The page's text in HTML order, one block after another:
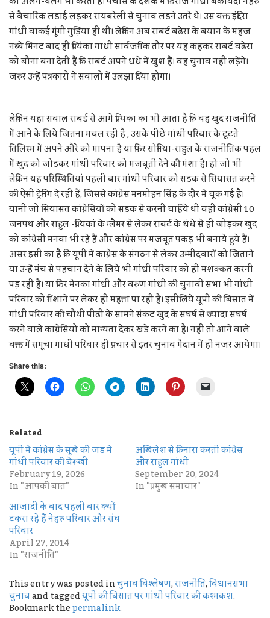
से वैचारिक लड़ाई लड़कर रायबरेली से चुनाव लड़ने उतरे थे। उस वक्त इंदिरा
गांधी वाकई गूंगी गुड़िया ही थीं। लेकिन अब राबर्ट बढेरा के बयान के महज
नब्बे मिनट बाद ही प्रियंका गांधी सार्वजनिक तौर पर यह कहकर राबर्ट वढेरा
को बौना बना देती हैं कि राबर्ट अपने धंधे में खुश हैं। वह चुनाव नहीं लड़ेंगे।
जरुर उन्हें पत्रकारो ने सवालो में उलझा दिया होगा।
लेकिन यहा सवाल राबर्ड से आगे प्रियकां का भी आता है कि वह खुद राजनीति
में आने के लिये जितना मचल रही है , उसके पीछे गांधी परिवार के टूटते
तिलिस्म में अपने औरे को मापना है या फिर सोनिया-राहुल के राजनीतिक पहल
में खुद को जोडकर गांधी परिवार को मजबूती देने की मंशा है। हो जो भी
लेकिन यह परिस्थितियां पहली बार गांधी परिवार को सड़क से सियासत करने
की ऐसी ट्रेनिंग दे रही हैं, जिससे कांग्रेस मनमोहन सिंह के दौर में चूक गई है।
यानी जो सियासत कांग्रेसियों को सड़क से करनी चाहिये थी वही कांग्रेसी 10
जनपथ और राहुल -प्रियकां के ग्लैमर से लेकर राबर्ट के धंधे से ही जोड़कर खुद
को कांग्रेसी मनवा भी रहे हैं और कांग्रेस पर मजबूत पकड़ भी बनाये हुये हैं।
असर इसी का है कि यूपी में काग्रेस के संगठन से लेकर उम्मीदवारों को जिताने
या उन्हें मंच से पहचान देने के लिये भी गांधी परिवार को ही मशक्कत करनी
पड़ रही है। या फिर मेनका गांधी और वरुण गांधी की चुनावी सभा भी गांधी
परिवार को निशाने पर लेकर ही महत्ता पा रही है। इसीलिये यूपी की बिसात में
गांधी परिवार की चौथी पीढी के सामने संकट खुद के संघर्ष से ज्यादा संघर्ष
करने वाले काग्रेसियो को मान्यता देकर खडे करने का है। नहीं तो आने वाले
वक्त में समूचा गांधी परिवार ही प्रचार से इतर चुनाव मैदान में ही नजर आयेगा।
Share this:
Related
यूपी में कांग्रेस के सूखे की जड़ में
गांधी परिवार की बेरूखी
February 19, 2026
In "आपकी बात"
अखिलेश से किनारा करती कांग्रेस
और राहुल गांधी
September 20, 2024
In "प्रमुख समाचार"
आजादी के बाद पहली बार क्यों
टकरा रहे हैं नेहरु परिवार और संघ
परिवार
April 27, 2014
In "राजनीति"
This entry was posted inचुनाव विश्लेषण,राजनीति,विधानसभा
चुनावand taggedयूपी की बिसात पर गांधी परिवार की कश्मकश.
Bookmark thepermalink.